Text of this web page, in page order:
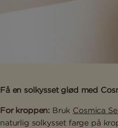
Få en solkysset glød med
For kroppen: Bruk Cosmica
naturlig solkysset farge på